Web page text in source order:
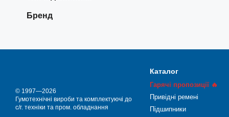
високоякісні кулькові
заміну.
АРТІпропонує вам на
Бренд
© 1997—2026
Гумотехнічні вироби та комплектуючі до
с/г. техніки та пром. обладнання
Каталог
Гарячі пропозиції 🔥
Привідні ремені
Підшипники